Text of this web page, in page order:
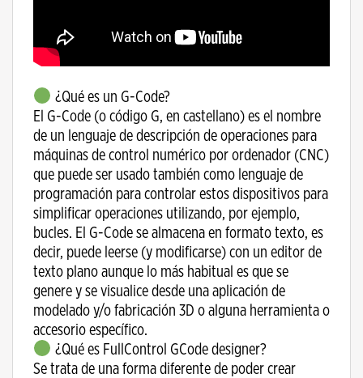
¿Qué es un G-Code?
El G-Code (o código G, en castellano) es el nombre
de un lenguaje de descripción de operaciones para
máquinas de control numérico por ordenador (CNC)
que puede ser usado también como lenguaje de
programación para controlar estos dispositivos para
simplificar operaciones utilizando, por ejemplo,
bucles. El G-Code se almacena en formato texto, es
decir, puede leerse (y modificarse) con un editor de
texto plano aunque lo más habitual es que se
genere y se visualice desde una aplicación de
modelado y/o fabricación 3D o alguna herramienta o
accesorio específico.
¿Qué es FullControl GCode designer?
Se trata de una forma diferente de poder crear